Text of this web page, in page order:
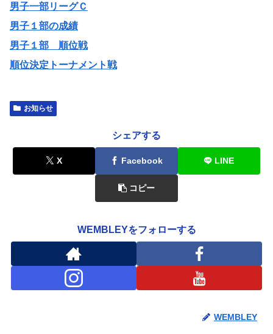
男子一部リーグＣ
男子１部の成績
男子１部 順位戦
順位決定トーナメント戦
お知らせ
シェアする
X Facebook LINE
コピー
WEMBLEYをフォローする
WEMBLEY